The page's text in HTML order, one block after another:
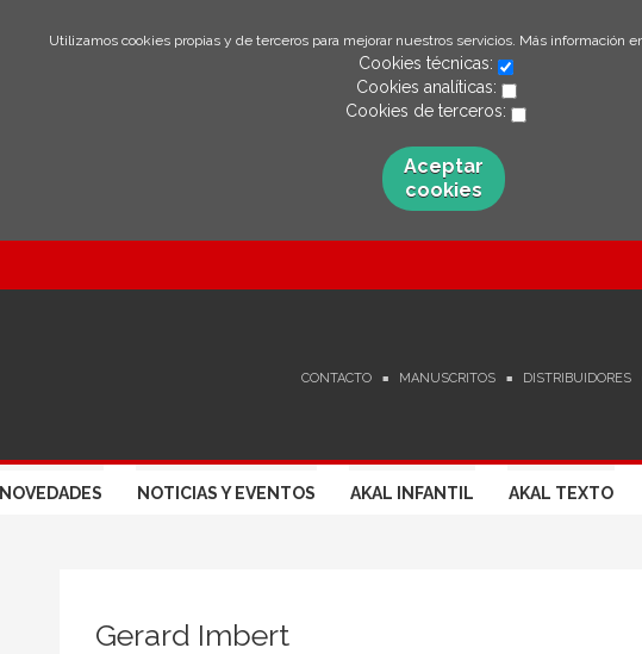
Utilizamos cookies propias y de terceros para mejorar nuestros servicios. Más información
Cookies técnicas:
Cookies analíticas:
Cookies de terceros:
Aceptar
cookies
CONTACTO MANUSCRITOS DISTRIBUIDORES
NOVEDADES NOTICIAS Y EVENTOS AKAL INFANTIL AKAL TEXTO
Gerard Imbert